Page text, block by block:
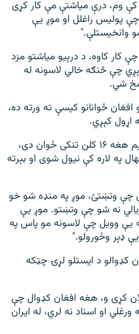
کې وم، درې میاشتې مې کار کړی
پولیس راغلل او موږ یې
وانخیستلې."
کار کاوه، د درېیو میاشتو مزد
چې څنګه خالي لاسونه له
مخ شي.
ځوانانو کیسې ته ورته ده،
اړول کېږي.
د فراه ولایت اوسېدونکی ابراهیم هغه ۱۶ کلن تنکی ځوان دی،
په لاره کې نیول شوی او بېرته
چې وتښتئ، موږ په منډه شو خو
نه شو چې وتښتو. موږ یې
یې وویل چې لاسونه مو پاس په
ډېر وځورولو."
کډوالو د ايستلو لړۍ چټکه
کړی و، هغه افغان کډوال چې
او اسناد نه لري، له ایران